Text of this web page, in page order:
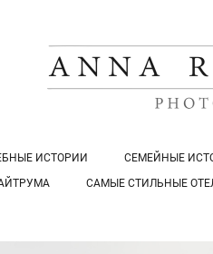
ИСТОРИИ СЕМЕЙНЫЕ
САМЫЕ СТИЛЬНЫЕ